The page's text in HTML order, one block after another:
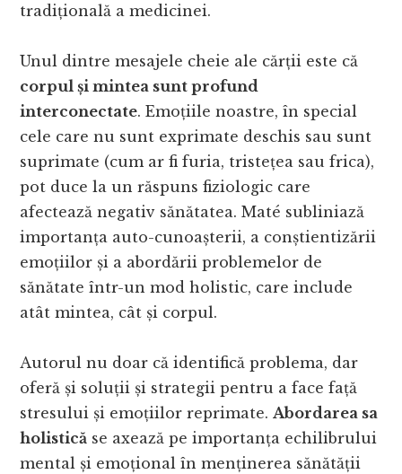
tradițională a medicinei.
Unul dintre mesajele cheie ale cărții este că
corpul și mintea sunt profund
interconectate. Emoțiile noastre, în special
cele care nu sunt exprimate deschis sau sunt
suprimate (cum ar fi furia, tristețea sau frica),
pot duce la un răspuns fiziologic care
afectează negativ sănătatea. Maté subliniază
importanța auto-cunoașterii, a conștientizării
emoțiilor și a abordării problemelor de
sănătate într-un mod holistic, care include
atât mintea, cât și corpul.
Autorul nu doar că identifică problema, dar
oferă și soluții și strategii pentru a face față
stresului și emoțiilor reprimate.Abordarea sa
holistică se axează pe importanța echilibrului
mental și emoțional în menținerea sănătății